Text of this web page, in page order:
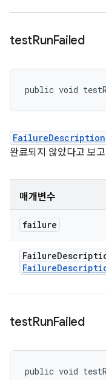
testRunFailed
public void
FailureDescription
완료되지 않았다고 보
매개변수
failure
Failure
Failure
testRunFailed
public void